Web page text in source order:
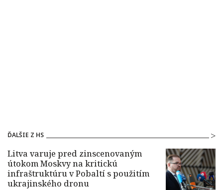
ĎALŠIE Z HS
Litva varuje pred zinscenovaným
útokom Moskvy na kritickú
infraštruktúru v Pobaltí s použitím
ukrajinského dronu